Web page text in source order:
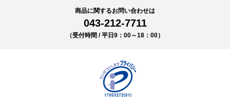
商品に関するお問い合わせは
043-212-7711
（受付時間 / 平日9：00～18：00）